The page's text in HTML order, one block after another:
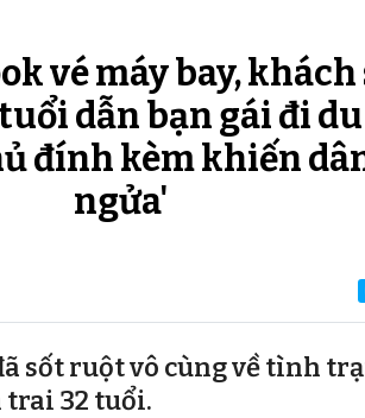
vé máy bay, khách
dẫn bạn gái đi
đính kèm khiến
ngửa'
sốt ruột vô cùng về tình
trai 32 tuổi.